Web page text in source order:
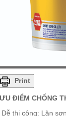
Print
ĐIỂM CHỐNG
Dễ thi công: Lăn